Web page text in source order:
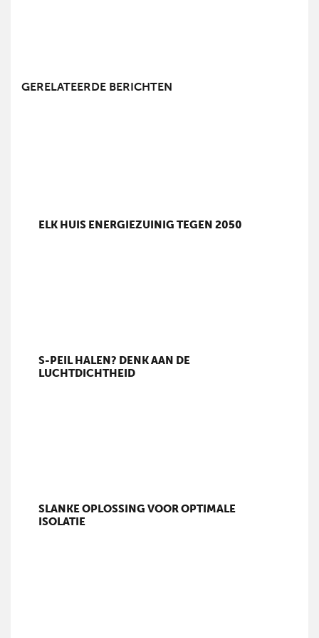
GERELATEERDE BERICHTEN
ELK HUIS ENERGIEZUINIG TEGEN 2050
S-PEIL HALEN? DENK AAN DE
LUCHTDICHTHEID
SLANKE OPLOSSING VOOR OPTIMALE
ISOLATIE